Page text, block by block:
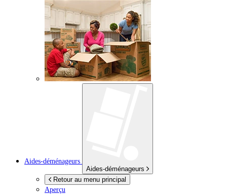
Aides-déménageurs
Aides-déménageurs
Retour au menu principal
Aperçu